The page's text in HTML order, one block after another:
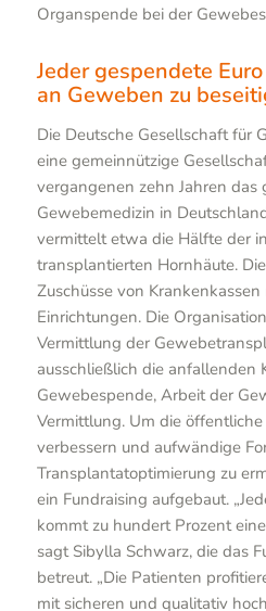
Organspende bei der
Jeder gespendete
an Geweben zu
Die Deutsche Gesellschaft für
eine gemeinnützige
vergangenen zehn Jahren
Gewebemedizin in
vermittelt etwa die Hälfte der
transplantierten Hornhäute.
Zuschüsse von
Einrichtungen. Die
Vermittlung der
ausschließlich die anfallenden
Gewebespende, Arbeit der
Vermittlung. Um die
verbessern und aufwändige
Transplantatoptimierung zu
ein Fundraising aufgebaut.
kommt zu hundert Prozent
sagt Sibylla Schwarz, die das
betreut. „Die Patienten
mit sicheren und qualitativ